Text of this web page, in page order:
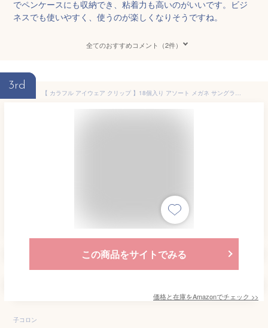
でペンケースにも収納でき、粘着力も高いのがいいです。ビジ
ネスでも使いやすく、使うのが楽しくなりそうですね。
全てのおすすめコメント（2件）
3rd
【 カラフル アイウェア クリップ 】18個入り アソート メガネ サングラス かわいい ゼム ペーパー アイテム 文房具 事務用品 デスク オフィス 付箋 ブックマーカー バインダー ランダム 旅行 海外 夏 バカンス 海 メッセージ カード 手帳 日記 資料 勉強
この商品をサイトでみる
価格と在庫をAmazonでチェック >>
子コロン